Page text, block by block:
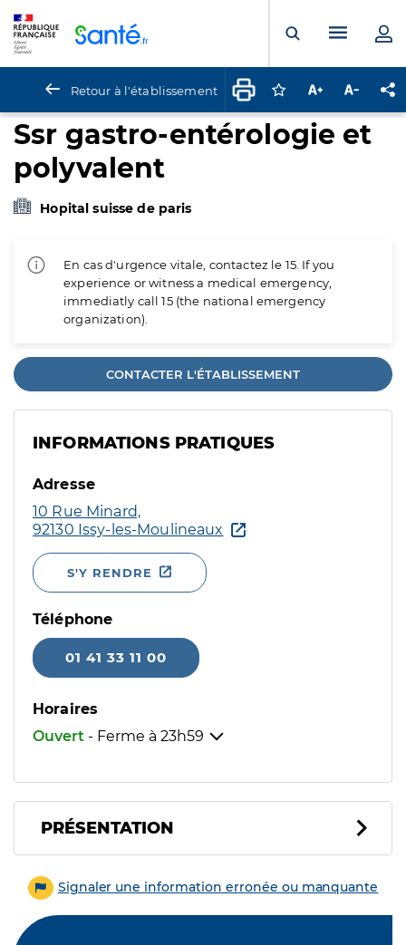
Ouvrir laMenu
Retour à l'établissement Connectez-vous
Augmenter la
Ssr gastro-entérologie et
polyvalent
Hopital suisse de paris
En cas d'urgence vitale, contactez le 15. If you
experience or witness a medical emergency,
immediatly call 15 (the national emergency
organization).
CONTACTER L'ÉTABLISSEMENT
INFORMATIONS PRATIQUES
Adresse
10 Rue Minard,
92130 Issy-les-Moulineaux
S'Y RENDRE
Téléphone
01 41 33 11 00
Horaires
Ouvert - Ferme à 23h59
PRÉSENTATION
Signaler une information erronée ou manquante